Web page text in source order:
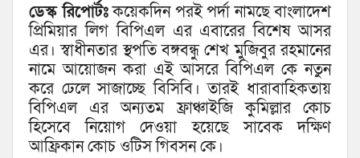
ডেস্ক রিপোর্টঃকয়েকদিন পরই পর্দা নামছে বাংলাদেশ
প্রিমিয়ার লিগ বিপিএল এর এবারের বিশেষ আসর
এর। স্বাধীনতার স্থপতি বঙ্গবন্ধু শেখ মুজিবুর রহমানের
নামে আয়োজন করা এই আসরে বিপিএল কে নতুন
করে ঢেলে সাজাচ্ছে বিসিবি। তারই ধারাবাহিকতায়
বিপিএল এর অন্যতম ফ্রাঞ্চাইজি কুমিল্লার কোচ
হিসেবে নিয়োগ দেওয়া হয়েছে সাবেক দক্ষিণ
আফ্রিকান কোচ ওটিস গিবসন কে।